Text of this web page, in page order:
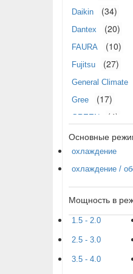
Daikin (34)
Dantex (20)
FAURA (10)
Fujitsu (27)
General Climate
Gree (17)
GREEN (4)
Hisense (33)
Hitachi (16)
Kentatsu (27)
Leberg (17)
LG (22)
MDV (16)
Midea
Mitsubishi
Основные
охлаждение
охлаждение /
Мощность в
1.5 - 2.0
2.5 - 3.0
3.5 - 4.0